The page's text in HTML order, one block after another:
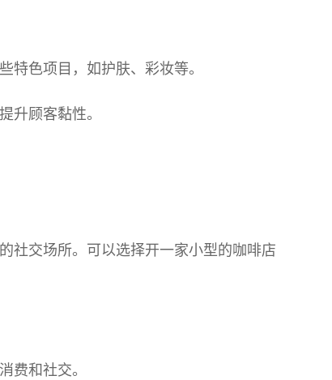
特色项目，如护肤、彩妆等。
升顾客黏性。
社交场所。可以选择开一家小型的咖啡店
费和社交。